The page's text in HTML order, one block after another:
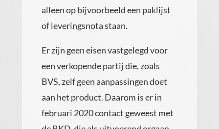
alleen op bijvoorbeeld een paklijst
of leveringsnota staan.
Er zijn geen eisen vastgelegd voor
een verkopende partij die, zoals
BVS, zelf geen aanpassingen doet
aan het product. Daarom is er in
februari 2020 contact geweest met